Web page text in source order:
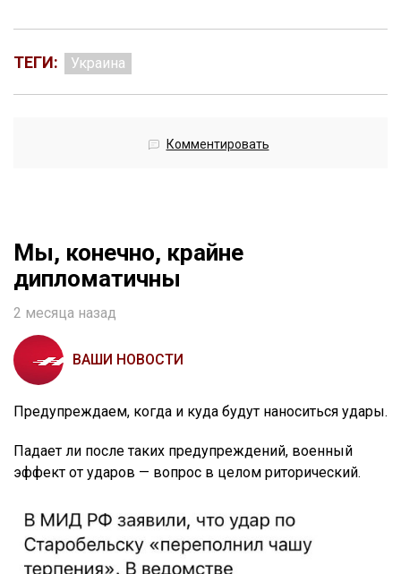
ТЕГИ: Украина
Комментировать
Мы, конечно, крайне
дипломатичны
2 месяца назад
ВАШИ НОВОСТИ
Предупреждаем, когда и куда будут наноситься удары.
Падает ли после таких предупреждений, военный
эффект от ударов — вопрос в целом риторический.